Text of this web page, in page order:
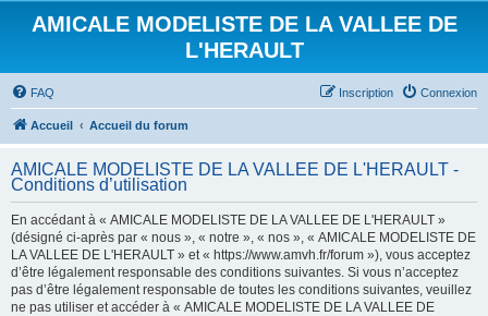
AMICALE MODELISTE DE LA VALLEE DE
L'HERAULT
FAQ Connexion
Inscription
Accueil Accueil du forum
AMICALE MODELISTE DE LA VALLEE DE L'HERAULT -
Conditions d’utilisation
En accédant à « AMICALE MODELISTE DE LA VALLEE DE L'HERAULT »
(désigné ci-après par « nous », « notre », « nos », « AMICALE MODELISTE DE
LA VALLEE DE L'HERAULT » et « https://www.amvh.fr/forum »), vous acceptez
d’être légalement responsable des conditions suivantes. Si vous n’acceptez
pas d’être légalement responsable de toutes les conditions suivantes, veuillez
ne pas utiliser et accéder à « AMICALE MODELISTE DE LA VALLEE DE